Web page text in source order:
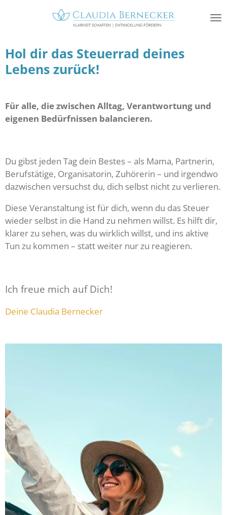
Hol dir das Steuerrad deines
Lebens zurück!
Für alle, die zwischen Alltag, Verantwortung und
eigenen Bedürfnissen balancieren.
Du gibst jeden Tag dein Bestes – als Mama, Partnerin,
Berufstätige, Organisatorin, Zuhörerin – und irgendwo
dazwischen versuchst du, dich selbst nicht zu verlieren.
Diese Veranstaltung ist für dich, wenn du das Steuer
wieder selbst in die Hand zu nehmen willst. Es hilft dir,
klarer zu sehen, was du wirklich willst, und ins aktive
Tun zu kommen – statt weiter nur zu reagieren.
Ich freue mich auf Dich!
Deine Claudia Bernecker